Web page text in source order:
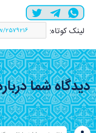
لینک کوتاه:
دیدگاه شما